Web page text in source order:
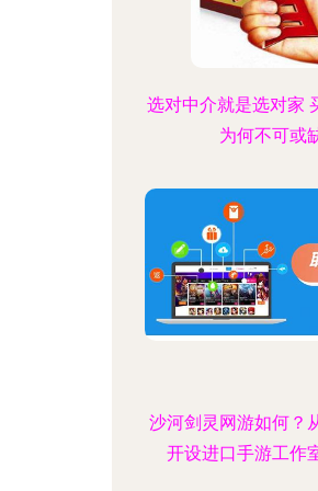
选对中介就是选对家
为何不可或
沙河剑灵网游如何？
开设进口手游工作